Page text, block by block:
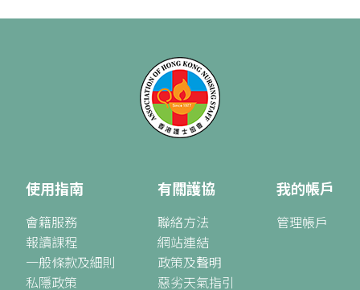
使用指南
會籍服務
報讀課程
一般條款及細則
私隱政策
有關護協
聯絡方法
網站連結
政策及聲明
惡劣天氣指引
我的帳戶
管理帳戶